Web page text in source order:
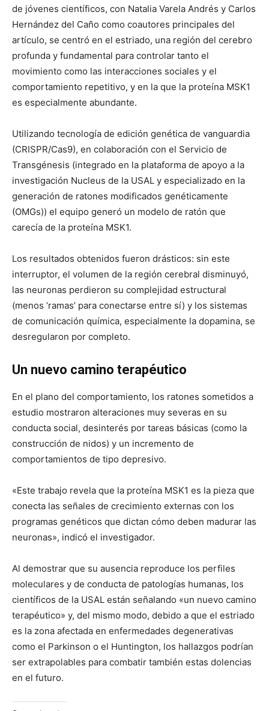
de jóvenes científicos, con Natalia Varela Andrés y Carlos
Hernández del Caño como coautores principales del
artículo, se centró en el estriado, una región del cerebro
profunda y fundamental para controlar tanto el
movimiento como las interacciones sociales y el
comportamiento repetitivo, y en la que la proteína MSK1
es especialmente abundante.
Utilizando tecnología de edición genética de vanguardia
(CRISPR/Cas9), en colaboración con el Servicio de
Transgénesis (integrado en la plataforma de apoyo a la
investigación Nucleus de la USAL y especializado en la
generación de ratones modificados genéticamente
(OMGs)) el equipo generó un modelo de ratón que
carecía de la proteína MSK1.
Los resultados obtenidos fueron drásticos: sin este
interruptor, el volumen de la región cerebral disminuyó,
las neuronas perdieron su complejidad estructural
(menos ‘ramas’ para conectarse entre sí) y los sistemas
de comunicación química, especialmente la dopamina, se
desregularon por completo.
Un nuevo camino terapéutico
En el plano del comportamiento, los ratones sometidos a
estudio mostraron alteraciones muy severas en su
conducta social, desinterés por tareas básicas (como la
construcción de nidos) y un incremento de
comportamientos de tipo depresivo.
«Este trabajo revela que la proteína MSK1 es la pieza que
conecta las señales de crecimiento externas con los
programas genéticos que dictan cómo deben madurar las
neuronas», indicó el investigador.
Al demostrar que su ausencia reproduce los perfiles
moleculares y de conducta de patologías humanas, los
científicos de la USAL están señalando «un nuevo camino
terapéutico» y, del mismo modo, debido a que el estriado
es la zona afectada en enfermedades degenerativas
como el Parkinson o el Huntington, los hallazgos podrían
ser extrapolables para combatir también estas dolencias
en el futuro.